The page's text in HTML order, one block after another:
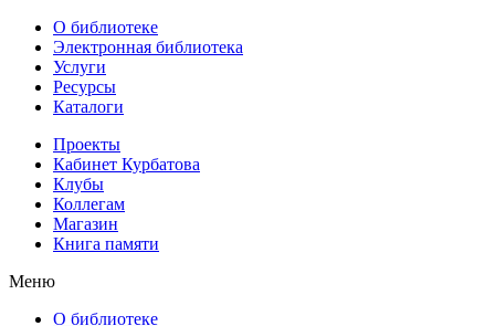
О библиотеке
Электронная библиотека
Услуги
Ресурсы
Каталоги
Проекты
Кабинет Курбатова
Клубы
Коллегам
Магазин
Книга памяти
Меню
О библиотеке